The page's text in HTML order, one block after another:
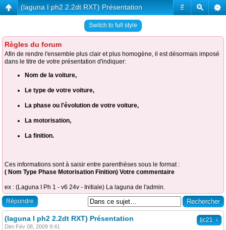
#
(laguna I ph2 2.2dt RXT) Présentation
Switch to full style
Règles du forum
Afin de rendre l'ensemble plus clair et plus homogène, il est désormais imposé
dans le titre de votre présentation d'indiquer:
Nom de la voiture,
Le type de votre voiture,
La phase ou l'évolution de votre voiture,
La motorisation,
La finition.
Ces informations sont à saisir entre parenthèses sous le format :
( Nom Type Phase Motorisation Finition) Votre commentaire
ex : (Laguna I Ph 1 - v6 24v - Initiale) La laguna de l'admin.
Répondre
ljc21 ↓
(laguna I ph2 2.2dt RXT) Présentation
Dim Fév 08, 2009 9:41